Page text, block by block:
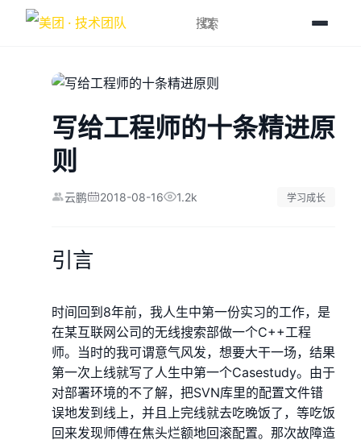
写给工程师的十条精进原
则
云鹏 2018-08-16 1.2k 学习成长
引言
时间回到8年前，我人生中第一份实习的工作，是
在某互联网公司的无线搜索部做一个C++工程
师。当时的我可谓意气风发，想要大干一场，结果
第一次上线就写了人生中第一个Casestudy。由于
对部署环境的不了解，把SVN库里的配置文件错
误地发到线上，并且上完线就去吃晚饭了，等吃饭
回来发现师傅在焦头烂额地回滚配置。那次故障造